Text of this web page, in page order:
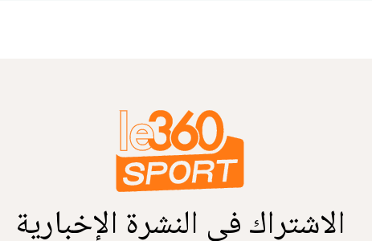
الاشتراك في النشرة الإخبارية